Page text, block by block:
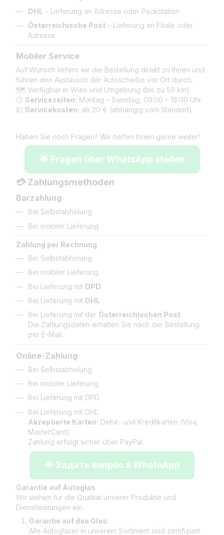
DHL – Lieferung an Adresse oder Packstation
Österreichische Post – Lieferung an Filiale oder
Adresse
Mobiler Service
Auf Wunsch liefern wir die Bestellung direkt zu Ihnen und
führen den Austausch der Autoscheibe vor Ort durch.
🗺️ Verfügbar in Wien und Umgebung (bis zu 50 km)
🕒 Servicezeiten: Montag – Samstag, 09:00 – 18:00 Uhr
💶 Servicekosten: ab 20 € (abhängig vom Standort)
Haben Sie noch Fragen? Wir helfen Ihnen gerne weiter!
🌟 Fragen über WhatsApp stellen
💳 Zahlungsmethoden
Barzahlung
Bei Selbstabholung
Bei mobiler Lieferung
Zahlung per Rechnung
Bei Selbstabholung
Bei mobiler Lieferung
Bei Lieferung mit DPD
Bei Lieferung mit DHL
Bei Lieferung mit der Österreichischen Post
Die Zahlungsdaten erhalten Sie nach der Bestellung
per E-Mail.
Online-Zahlung
Bei Selbstabholung
Bei mobiler Lieferung
Bei Lieferung mit DPD
Bei Lieferung mit DHL
Akzeptierte Karten: Debit- und Kreditkarten (Visa,
MasterCard)
Zahlung erfolgt sicher über PayPal.
🌟 Задать вопрос в WhatsApp
Garantie auf Autoglas
Wir stehen für die Qualität unserer Produkte und
Dienstleistungen ein.
Garantie auf das Glas:
Alle Autogläser in unserem Sortiment sind zertifiziert